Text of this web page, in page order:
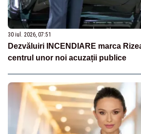
30 iul. 2026, 07:51
Dezvăluiri INCENDIARE marca
centrul unor noi acuzații publice